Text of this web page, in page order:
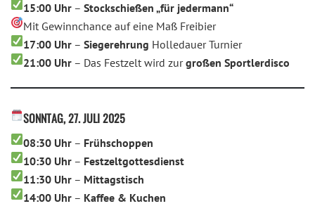
15:00 Uhr –Stockschießen „für jedermann“
Mit Gewinnchance auf eine Maß Freibier
17:00 Uhr –Siegerehrung Holledauer Turnier
21:00 Uhr – Das Festzelt wird zurgroßen Sportlerdisco
SONNTAG, 27. JULI 2025
08:30 Uhr – Frühschoppen
10:30 Uhr – Festzeltgottesdienst
11:30 Uhr – Mittagstisch
14:00 Uhr – Kaffee & Kuchen